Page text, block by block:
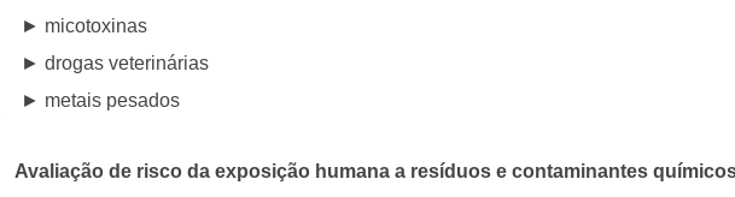
► micotoxinas
► drogas veterinárias
► metais pesados
Avaliação de risco da exposição humana a resíduos e contaminantes